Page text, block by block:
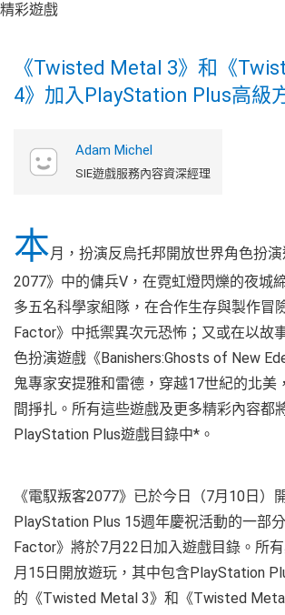
《Twisted Metal 3》和《
4》加入PlayStation Plus高級
Adam Michel
SIE遊戲服務內容資深經理
本月，扮演反烏托邦開放世界角色扮
2077》中的傭兵V，在霓虹燈閃爍的夜城
多五名科學家組隊，在合作生存與製作冒
Factor》中抵禦異次元恐怖；又或在以故
色扮演遊戲《Banishers:Ghosts of New
鬼專家安提雅和雷德，穿越17世紀的北美
間掙扎。所有這些遊戲及更多精彩內容都
PlayStation Plus遊戲目錄中*。
《電馭叛客2077》已於今日（7月10日）
PlayStation Plus 15週年慶祝活動的一部
Factor》將於7月22日加入遊戲目錄。所
月15日開放遊玩，其中包含PlayStation
的《Twisted Metal 3》和《Twisted